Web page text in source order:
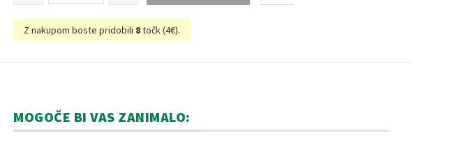
Z nakupom boste pridobili 8točk (4€).
MOGOČE BI VAS ZANIMALO: